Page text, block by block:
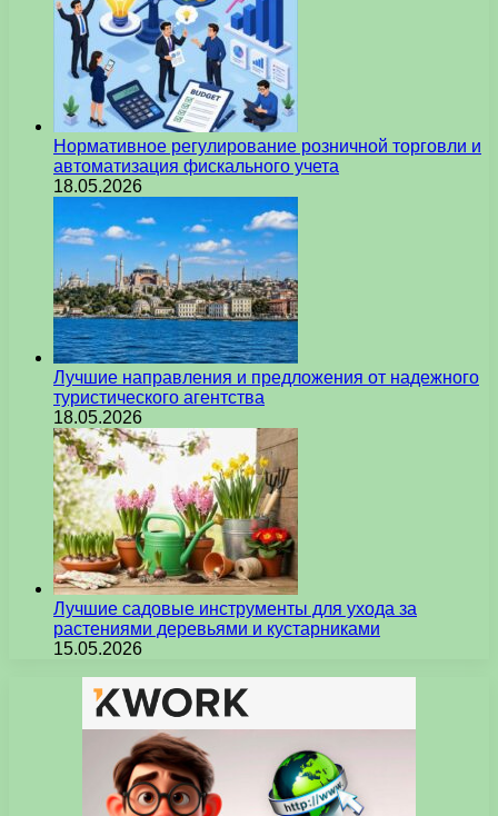
Нормативное регулирование розничной торговли и
автоматизация фискального учета
18.05.2026
Лучшие направления и предложения от надежного
туристического агентства
18.05.2026
Лучшие садовые инструменты для ухода за
растениями деревьями и кустарниками
15.05.2026